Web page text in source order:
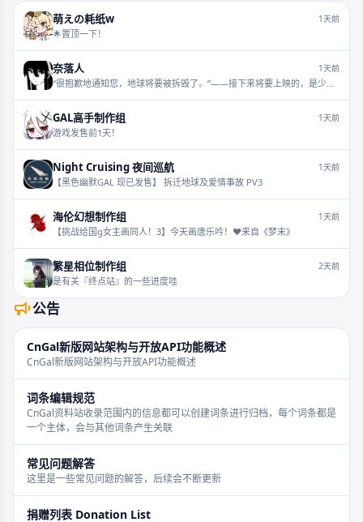
萌えの耗纸w 1天前
🌟置顶一下！
奈落人 1天前
“很抱歉地通知您，地球将要被拆毁了。”——接下来将要上映的，是少年
GAL高手制作组 1天前
游戏发售前1天！
Night Cruising 夜间巡航 1天前
【黑色幽默GAL 现已发售】 拆迁地球及爱情事故 PV3
海伦幻想制作组 1天前
【挑战给国g女主画同人！3】今天画唐乐吟！❤️来自《梦末》
繁星相位制作组 2天前
是有关『终点站』的一些进度哇
公告
CnGal新版网站架构与开放API功能概述
CnGal新版网站架构与开放API功能概述
词条编辑规范
CnGal资料站收录范围内的信息都可以创建词条进行归档，每个词条都是
一个主体，会与其他词条产生关联
常见问题解答
这里是一些常见问题的解答，后续会不断更新
捐赠列表 Donation List